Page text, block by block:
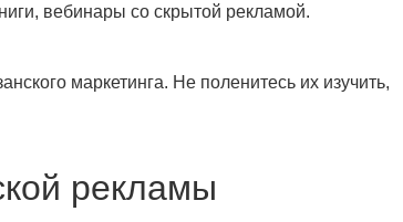
вебинары со скрытой рекламой.
маркетинга. Не поленитесь их изучить,
рекламы